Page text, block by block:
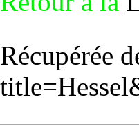
Récupérée